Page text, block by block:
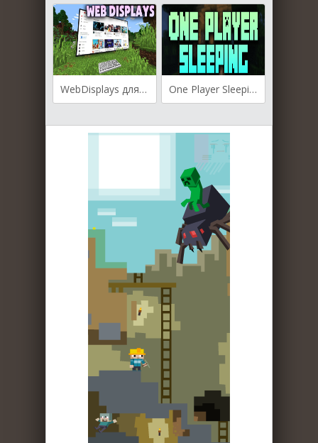
WebDisplays для Майнкрафт [1.19.2, 1.18.2, 1.12.2] One Player Sleeping для Майнкрафт [1.16.5, 1.15.2]